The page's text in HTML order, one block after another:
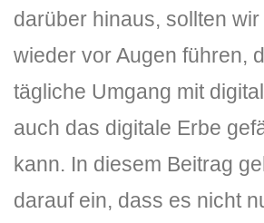
Hilfe
DLH Stick Bedienungsanleitung
Videoanleitung und Manual
darüber hinaus, sollten
wieder vor Augen führen,
tägliche Umgang mit
auch das digitale Erbe
kann. In diesem Beitrag
darauf ein, dass es nicht